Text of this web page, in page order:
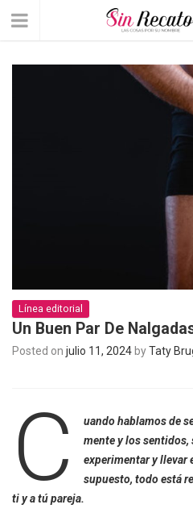
Línea editorial
Un Buen Par De
Posted on julio 11, 2024 byTaty
C
uando hablamos de
mente y los sentidos,
experimentar y llevar
supuesto, todo está
ti y a tú pareja.